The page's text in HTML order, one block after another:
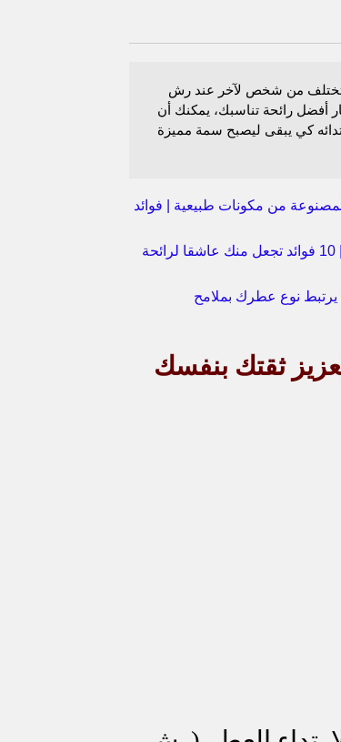
تختلف من شخص لآخر عند رش
أفضل رائحة تناسبك، يمكنك أن
كي يبقى ليصبح سمة مميزة
من مكونات طبيعية | فوائد
فوائد زيت اللافندر | 10 فوائد تجعل منك عاشقا لرائحة
يرتبط نوع عطرك بملامح
ثقتك بنفسك